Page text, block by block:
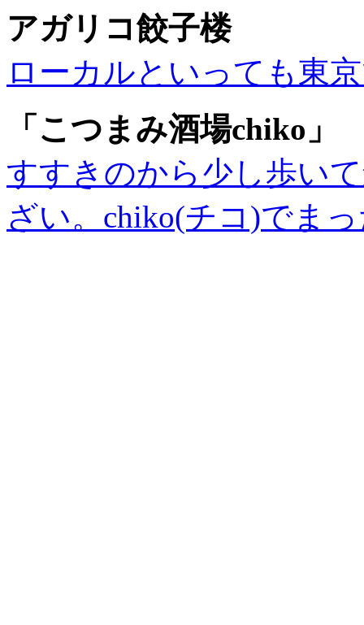
アガリコ餃子楼
ローカルといっても東
「こつまみ酒場chiko」
すすきのから少し歩い
ざい。chiko(チコ)でま